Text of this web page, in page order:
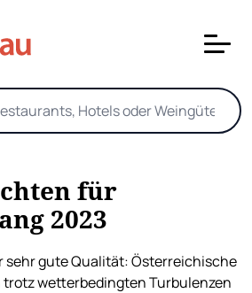
für
2023
sehr gute Qualität: Österreichische
wetterbedingten Turbulenzen